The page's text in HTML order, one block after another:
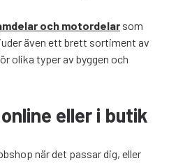
och motordelar som
även ett brett sortiment av
olika typer av byggen och
eller i butik
när det passar dig, eller